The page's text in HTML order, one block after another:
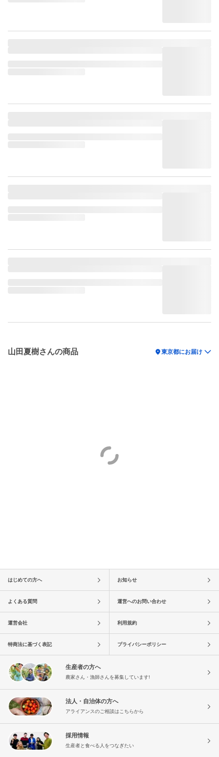
山田夏樹さんの商品 location_on東京都にお届け
はじめての方へ お知らせ
よくある質問 運営へのお問い合わせ
運営会社 利用規約
特商法に基づく表記 プライバシーポリシー
生産者の方へ
農家さん・漁師さんを募集しています!
法人・自治体の方へ
アライアンスのご相談はこちらから
採用情報
生産者と食べる人をつなぎたい